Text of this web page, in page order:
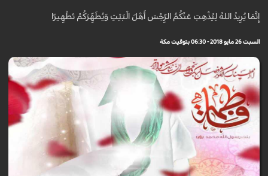
إِنَّمَا يُرِيدُ اللهُ لِيُذْهِبَ عَنْكُمُ الرِّجْسَ أَهْلَ الْبَيْتِ وَيُطَهِّرَكُمْ تَطْهِيرًا
السبت 26 مايو 2018 - 06:30 بتوقيت مكة